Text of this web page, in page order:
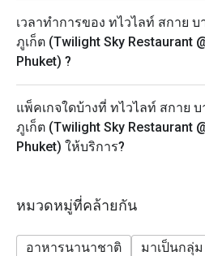
Unlimited Buffet Galactic Sis
2026
** Please note that the
Date: 31st Dec 2025
Time: 06:40 PM-01:00AM
เวลาทำการของ ทไวไลท์ สกาย บ
ภูเก็ต (Twilight Sky Restaurant
Phuket) ?
แพ็คเกจใดบ้างที่ ทไวไลท์ สกาย บ
ภูเก็ต (Twilight Sky Restaurant
Phuket) ให้บริการ?
หมวดหมู่ที่คล้ายกัน
อาหารนานาชาติ มาเป็นกลุ่ม